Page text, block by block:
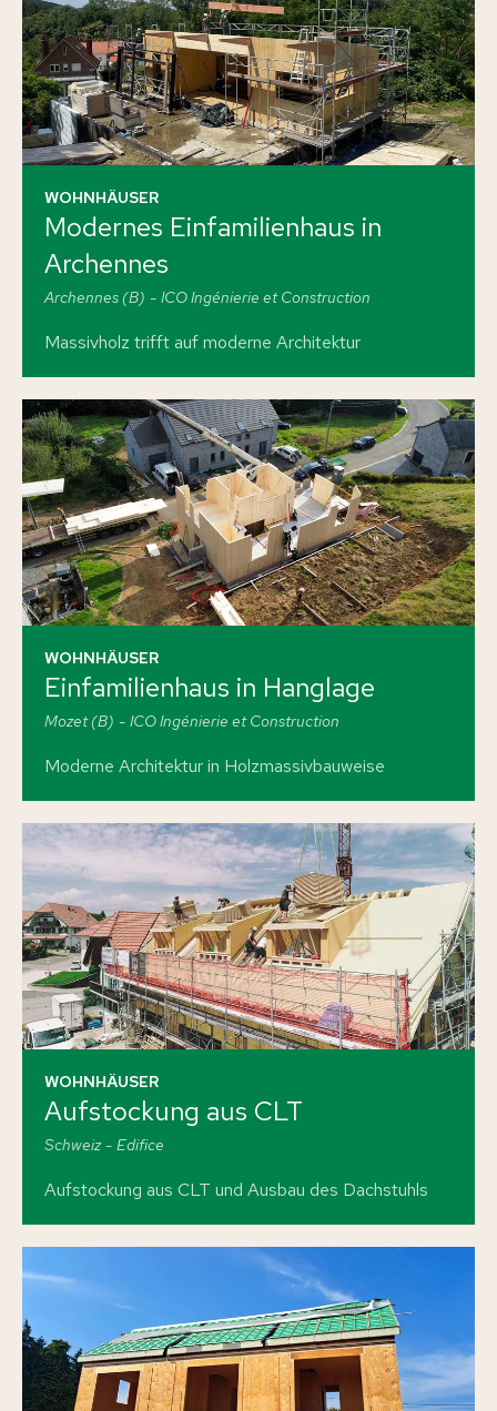
WOHNHÄUSER
Modernes Einfamilienhaus in
Archennes
Archennes (B) ICO Ingénierie et Construction
Massivholz trifft auf moderne Architektur
WOHNHÄUSER
Einfamilienhaus in Hanglage
Mozet (B) ICO Ingénierie et Construction
Moderne Architektur in Holzmassivbauweise
WOHNHÄUSER
Aufstockung aus CLT
Schweiz Edifice
Aufstockung aus CLT und Ausbau des Dachstuhls